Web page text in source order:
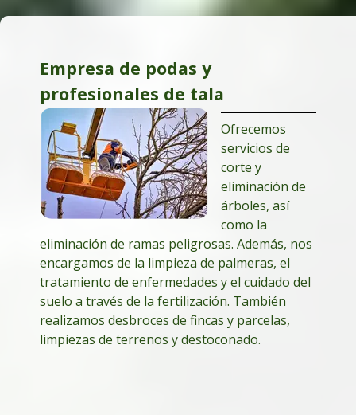
Empresa de podas y
profesionales de tala
Ofrecemos
servicios de
corte y
eliminación de
árboles, así
como la
eliminación de ramas peligrosas. Además, nos
encargamos de la limpieza de palmeras, el
tratamiento de enfermedades y el cuidado del
suelo a través de la fertilización. También
realizamos desbroces de fincas y parcelas,
limpiezas de terrenos y destoconado.